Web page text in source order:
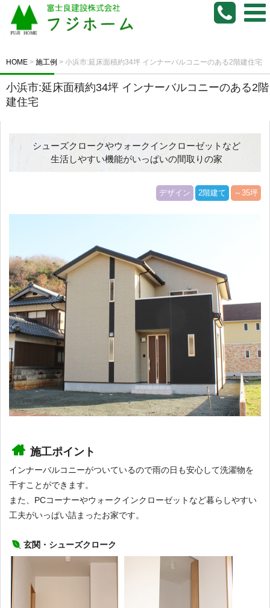
HOME > 施工例 > 小浜市:延床面積約34坪 インナーバルコニーのある2階建住宅
小浜市:延床面積約34坪 インナーバルコニーのある2階
建住宅
シューズクロークやウォークインクローゼットなど
生活しやすい機能がいっぱいの間取りの家
～35坪
デザイン 2階建て
施工ポイント
インナーバルコニーがついているので雨の日も安心して洗濯物を
干すことができます。
また、PCコーナーやウォークインクローゼットなど暮らしやすい
工夫がいっぱい詰まったお家です。
玄関・シューズクローク